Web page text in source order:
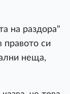
на раздора"
си
неща,